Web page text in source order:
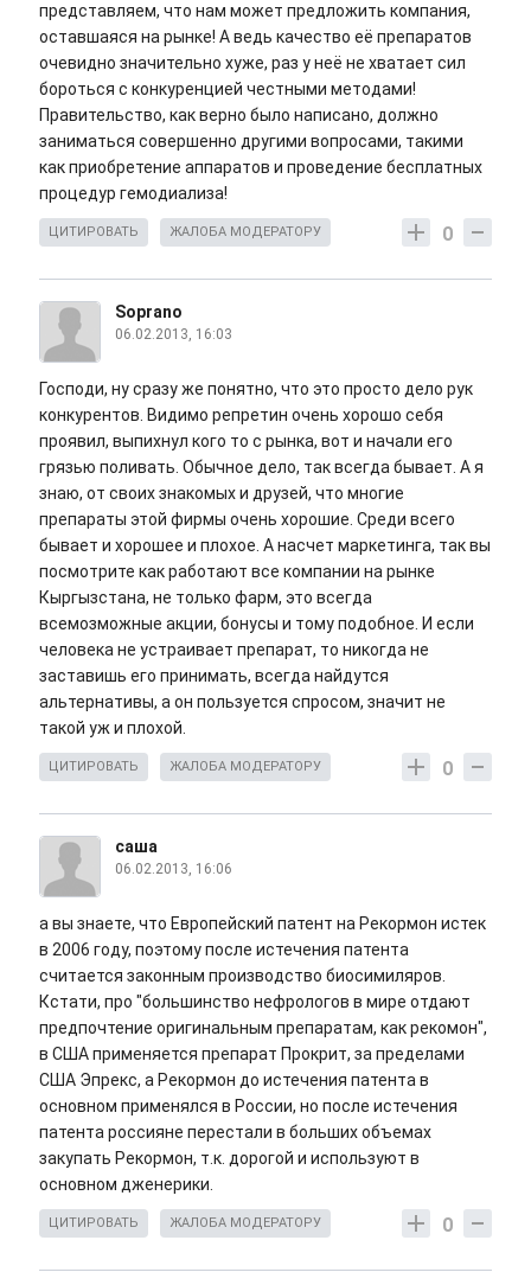
представляем, что нам может предложить компания,
оставшаяся на рынке! А ведь качество её препаратов
очевидно значительно хуже, раз у неё не хватает сил
бороться с конкуренцией честными методами!
Правительство, как верно было написано, должно
заниматься совершенно другими вопросами, такими
как приобретение аппаратов и проведение бесплатных
процедур гемодиализа!
0
ЦИТИРОВАТЬ ЖАЛОБА МОДЕРАТОРУ
Soprano
06.02.2013, 16:03
Господи, ну сразу же понятно, что это просто дело рук
конкурентов. Видимо репретин очень хорошо себя
проявил, выпихнул кого то с рынка, вот и начали его
грязью поливать. Обычное дело, так всегда бывает. А я
знаю, от своих знакомых и друзей, что многие
препараты этой фирмы очень хорошие. Среди всего
бывает и хорошее и плохое. А насчет маркетинга, так вы
посмотрите как работают все компании на рынке
Кыргызстана, не только фарм, это всегда
всемозможные акции, бонусы и тому подобное. И если
человека не устраивает препарат, то никогда не
заставишь его принимать, всегда найдутся
альтернативы, а он пользуется спросом, значит не
такой уж и плохой.
0
ЦИТИРОВАТЬ ЖАЛОБА МОДЕРАТОРУ
саша
06.02.2013, 16:06
а вы знаете, что Европейский патент на Рекормон истек
в 2006 году, поэтому после истечения патента
считается законным производство биосимиляров.
Кстати, про "большинство нефрологов в мире отдают
предпочтение оригинальным препаратам, как рекомон",
в США применяется препарат Прокрит, за пределами
США Эпрекс, а Рекормон до истечения патента в
основном применялся в России, но после истечения
патента россияне перестали в больших объемах
закупать Рекормон, т.к. дорогой и используют в
основном дженерики.
0
ЦИТИРОВАТЬ ЖАЛОБА МОДЕРАТОРУ